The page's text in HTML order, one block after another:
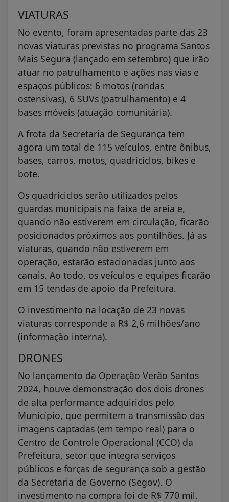
VIATURAS
No evento, foram apresentadas parte das 23
novas viaturas previstas no programa Santos
Mais Segura (lançado em setembro) que irão
atuar no patrulhamento e ações nas vias e
espaços públicos: 6 motos (rondas
ostensivas), 6 SUVs (patrulhamento) e 4
bases móveis (atuação comunitária).
A frota da Secretaria de Segurança tem
agora um total de 115 veículos, entre ônibus,
bases, carros, motos, quadriciclos, bikes e
bote.
Os quadriciclos serão utilizados pelos
guardas municipais na faixa de areia e,
quando não estiverem em circulação, ficarão
posicionados próximos aos pontilhões. Já as
viaturas, quando não estiverem em
operação, estarão estacionadas junto aos
canais. Ao todo, os veículos e equipes ficarão
em 15 tendas de apoio da Prefeitura.
O investimento na locação de 23 novas
viaturas corresponde a R$ 2,6 milhões/ano
(informação interna).
DRONES
No lançamento da Operação Verão Santos
2024, houve demonstração dos dois drones
de alta performance adquiridos pelo
Município, que permitem a transmissão das
imagens captadas (em tempo real) para o
Centro de Controle Operacional (CCO) da
Prefeitura, setor que integra serviços
públicos e forças de segurança sob a gestão
da Secretaria de Governo (Segov). O
investimento na compra foi de R$ 770 mil.